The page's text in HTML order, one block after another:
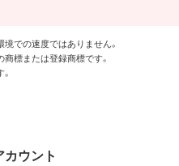
での速度ではありません。
標または登録商標です。
ウント